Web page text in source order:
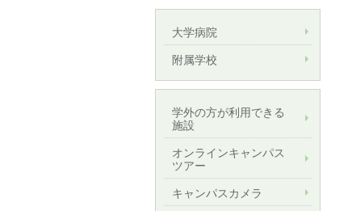
大学病院
附属学校
学外の方が利用できる
施設
オンラインキャンパス
ツアー
キャンパスカメラ